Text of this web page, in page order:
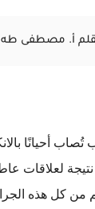
أ. مصطفى طه
تُصاب أحيانًا
لعلاقات
من كل هذه